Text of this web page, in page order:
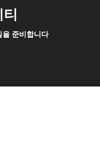
을 준비합니다